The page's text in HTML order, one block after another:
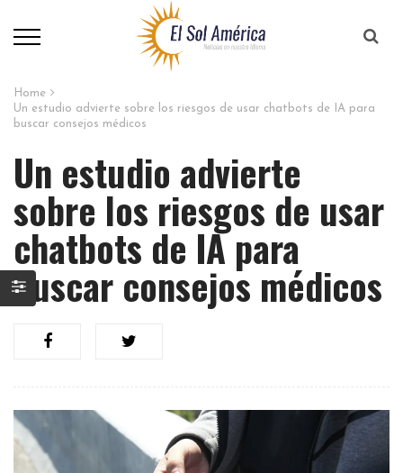
Home
Un estudio advierte sobre los riesgos de usar chatbots de IA para
buscar consejos médicos
Un estudio advierte
sobre los riesgos de usar
chatbots de IA para
buscar consejos médicos